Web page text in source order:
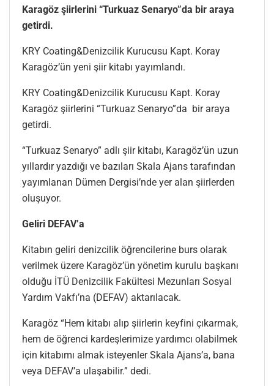
Karagöz şiirlerini “Turkuaz Senaryo”da bir araya
getirdi.
KRY Coating&Denizcilik Kurucusu Kapt. Koray
Karagöz’ün yeni şiir kitabı yayımlandı.
KRY Coating&Denizcilik Kurucusu Kapt. Koray
Karagöz şiirlerini “Turkuaz Senaryo”da bir araya
getirdi.
“Turkuaz Senaryo” adlı şiir kitabı, Karagöz’ün uzun
yıllardır yazdığı ve bazıları Skala Ajans tarafından
yayımlanan Dümen Dergisi’nde yer alan şiirlerden
oluşuyor.
Geliri DEFAV’a
Kitabın geliri denizcilik öğrencilerine burs olarak
verilmek üzere Karagöz’ün yönetim kurulu başkanı
olduğu İTÜ Denizcilik Fakültesi Mezunları Sosyal
Yardım Vakfı’na (DEFAV) aktarılacak.
Karagöz “Hem kitabı alıp şiirlerin keyfini çıkarmak,
hem de öğrenci kardeşlerimize yardımcı olabilmek
için kitabımı almak isteyenler Skala Ajans’a, bana
veya DEFAV’a ulaşabilir.” dedi.